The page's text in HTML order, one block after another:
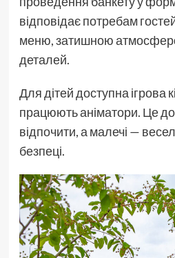
відповідає потребам
меню, затишною
деталей.
Для дітей доступна ігрова
працюють аніматори. Це
відпочити, а малечі —
безпеці.